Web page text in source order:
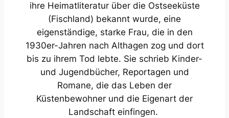
ihre Heimatliteratur über die Ostseeküste
(Fischland) bekannt wurde, eine
eigenständige, starke Frau, die in den
1930er-Jahren nach Althagen zog und dort
bis zu ihrem Tod lebte. Sie schrieb Kinder-
und Jugendbücher, Reportagen und
Romane, die das Leben der
Küstenbewohner und die Eigenart der
Landschaft einfingen.